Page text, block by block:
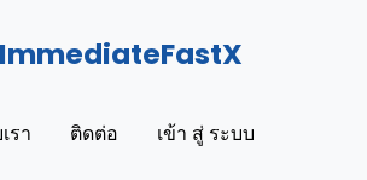
ImmediateFastX
รา ติดต่อ เข้า สู่ ระบบ